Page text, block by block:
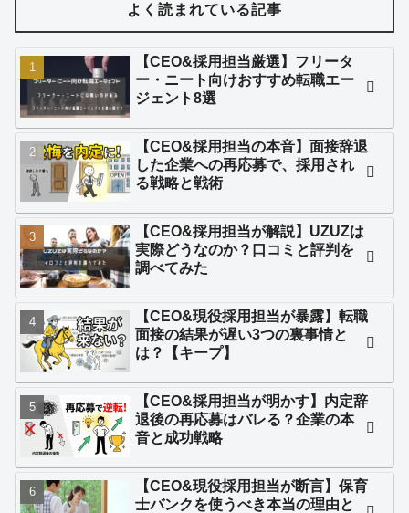
よく読まれている記事
【CEO&採用担当厳選】フリータ
ー・ニート向けおすすめ転職エー
ジェント8選
【CEO&採用担当の本音】面接辞退
した企業への再応募で、採用され
る戦略と戦術
【CEO&採用担当が解説】UZUZは
実際どうなのか？口コミと評判を
調べてみた
【CEO&現役採用担当が暴露】転職
面接の結果が遅い3つの裏事情と
は？【キープ】
【CEO&採用担当が明かす】内定辞
退後の再応募はバレる？企業の本
音と成功戦略
【CEO&現役採用担当が断言】保育
士バンクを使うべき本当の理由と